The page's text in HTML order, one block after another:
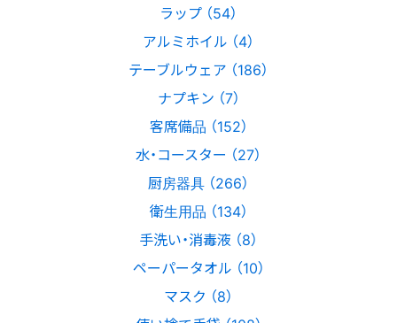
ラップ （54）
アルミホイル （4）
テーブルウェア （186）
ナプキン （7）
客席備品 （152）
水・コースター （27）
厨房器具 （266）
衛生用品 （134）
手洗い・消毒液 （8）
ペーパータオル （10）
マスク （8）